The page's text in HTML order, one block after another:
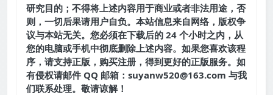
研究目的；不得将上述内容用于商业或者非法用途，否
则，一切后果请用户自负。本站信息来自网络，版权争
议与本站无关。您必须在下载后的 24 个小时之内，从
您的电脑或手机中彻底删除上述内容。如果您喜欢该程
序，请支持正版，购买注册，得到更好的正版服务。如
有侵权请邮件 QQ 邮箱：suyanw520@163.com 与我
们联系处理。敬请谅解！